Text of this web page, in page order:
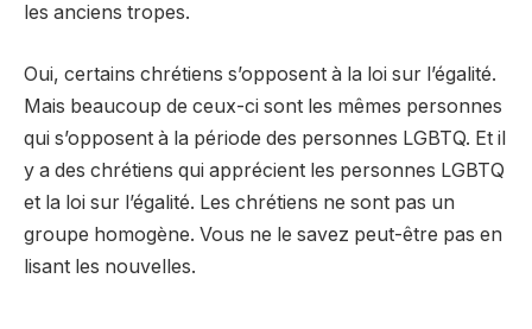
les anciens tropes.
Oui, certains chrétiens s’opposent à la loi sur l’égalité.
Mais beaucoup de ceux-ci sont les mêmes personnes
qui s’opposent à la période des personnes LGBTQ. Et il
y a des chrétiens qui apprécient les personnes LGBTQ
et la loi sur l’égalité. Les chrétiens ne sont pas un
groupe homogène. Vous ne le savez peut-être pas en
lisant les nouvelles.